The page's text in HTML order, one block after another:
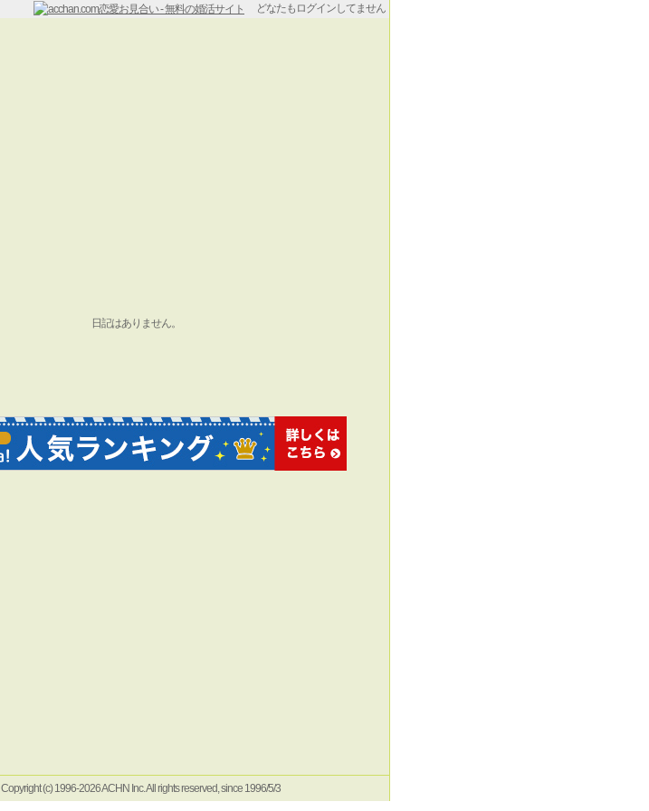
どなたもログインしてません
日記はありません。
Copyright (c) 1996-2026 ACHN Inc. All rights reserved, since 1996/5/3